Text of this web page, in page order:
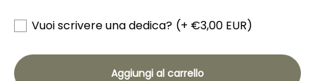
Vuoi scrivere una dedica? (+ €3,00 EUR)
Aggiungi al carrello